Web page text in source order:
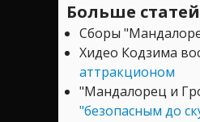
Больше
Сборы
Хидео Кодзима
аттракционом
"Мандалорец и
"безопасным до